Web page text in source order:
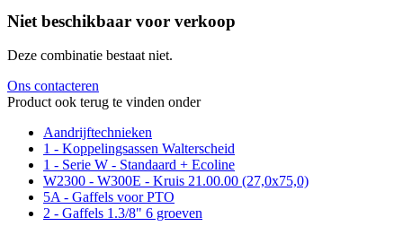
Niet beschikbaar voor verkoop
Deze combinatie bestaat niet.
Ons contacteren
Product ook terug te vinden onder
Aandrijftechnieken
1 - Koppelingsassen Walterscheid
1 - Serie W - Standaard + Ecoline
W2300 - W300E - Kruis 21.00.00 (27,0x75,0)
5A - Gaffels voor PTO
2 - Gaffels 1.3/8" 6 groeven